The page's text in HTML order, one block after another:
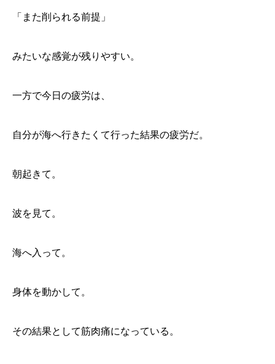
「また削られる前提」
みたいな感覚が残りやすい。
一方で今日の疲労は、
自分が海へ行きたくて行った結果の疲労だ。
朝起きて。
波を見て。
海へ入って。
身体を動かして。
その結果として筋肉痛になっている。